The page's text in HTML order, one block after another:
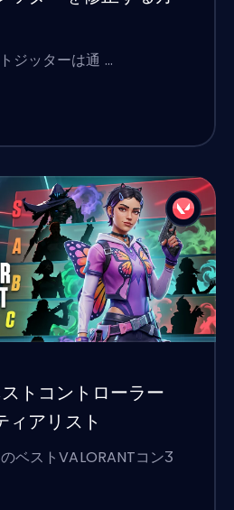
ジッターは通 …
トコントローラー
ィアリスト
ベストVALORANTコンӠ